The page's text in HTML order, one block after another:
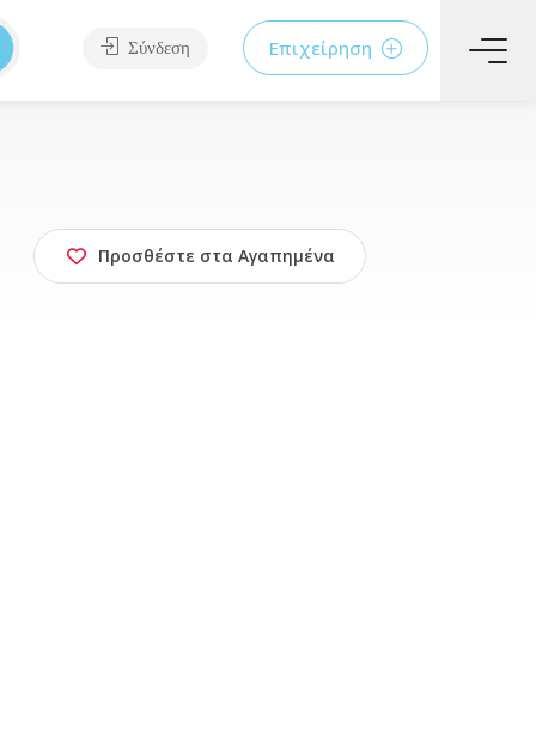
Σύνδεση Επιχείρηση
Προσθέστε στα Αγαπημένα